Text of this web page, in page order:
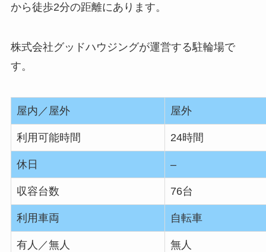
から徒歩2分の距離にあります。
株式会社グッドハウジングが運営する駐輪場で
す。
屋内／屋外 屋外
利用可能時間 24時間
休日 –
収容台数 76台
利用車両 自転車
有人／無人 無人